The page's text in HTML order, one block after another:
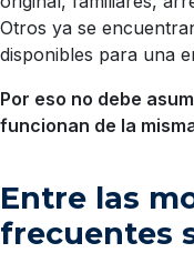
Otros ya se
disponibles para una
Por eso no debe
funcionan de la
Entre las
frecuentes